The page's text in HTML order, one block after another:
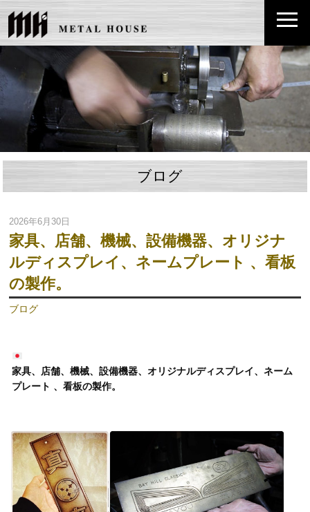
ブログ
2026年6月30日
家具、店舗、機械、設備機器、オリジナ
ルディスプレイ、ネームプレート 、看板
の製作。
ブログ
家具、店舗、機械、設備機器、オリジナルディスプレイ、ネーム
プレート 、看板の製作。
動
画
プ
レ
ー